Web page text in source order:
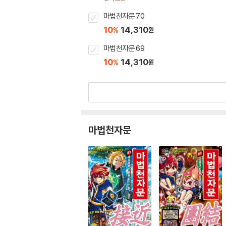
마법천자문 70
10% 14,310원
마법천자문 69
10% 14,310원
마법천자문